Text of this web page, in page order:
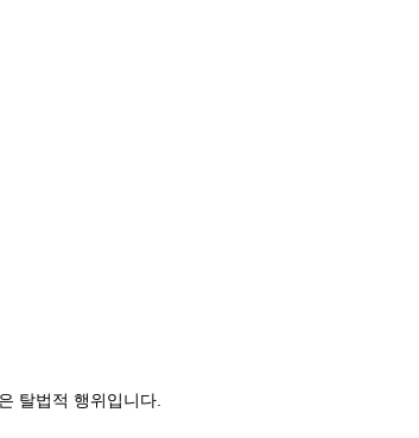
탈법적 행위입니다.